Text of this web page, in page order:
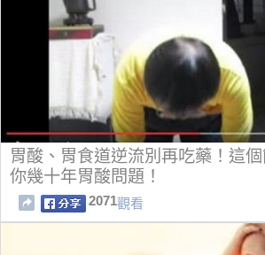
胃酸、胃食道逆流別再吃藥！這
你幾十年胃酸問題！
2071觀看